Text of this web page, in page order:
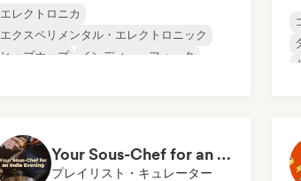
エレクトロニカ
エクスペリメンタル・エレクトロニック
ヒップホップ
インディー・フォーク
Your Sous-Chef for an Indie Evening
プレイリスト・キュレーター